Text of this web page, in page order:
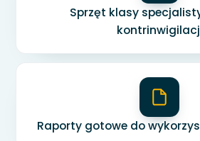
Sprzęt klasy
Raporty gotowe do